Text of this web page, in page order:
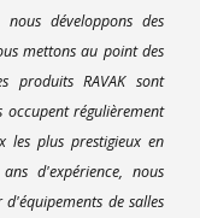
développons des
mettons au point des
produits RAVAK sont
régulièrement
les plus prestigieux en
d'expérience, nous
de salles